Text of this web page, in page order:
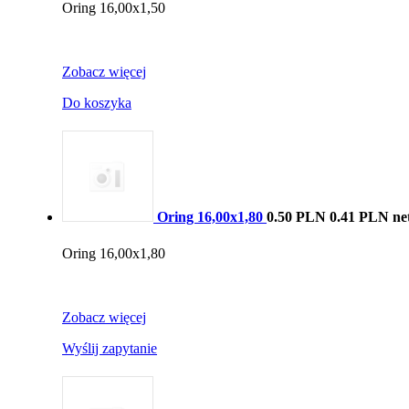
Oring 16,00x1,50
Zobacz więcej
Do koszyka
Oring 16,00x1,80 0.50 PLN 0.41 PLN
Oring 16,00x1,80
Zobacz więcej
Wyślij zapytanie